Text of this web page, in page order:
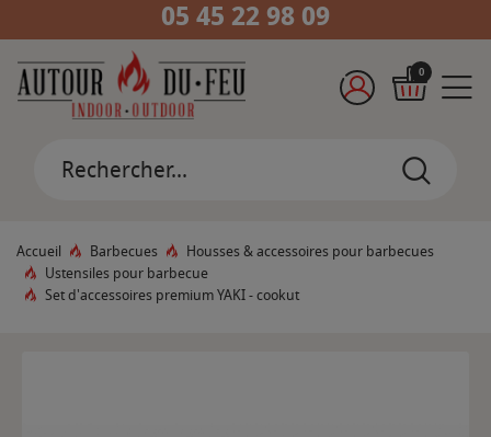
05 45 22 98 09
0
Accueil Barbecues
Housses & accessoires pour barbecues
Ustensiles pour barbecue
Set d'accessoires premium YAKI - cookut